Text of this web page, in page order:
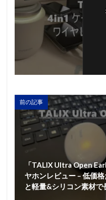
前の記事
「TALIX Ultra Open
ヤホンレビュー – 低価
と軽量&シリコン素材で